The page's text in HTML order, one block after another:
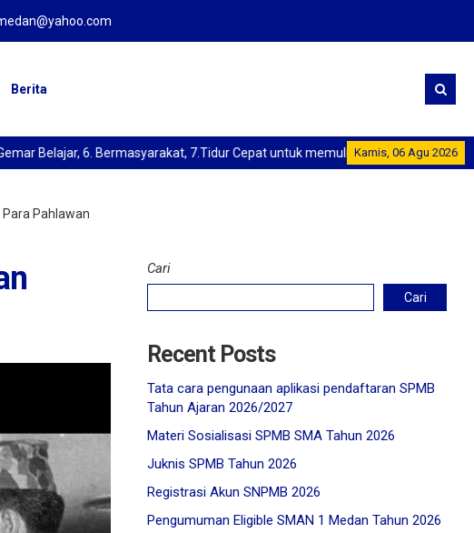
Berita
Kamis, 06 Agu 2026
6. Bermasyarakat, 7.Tidur Cepat untuk memulihkan energi, "Selamat
Pahlawan
Cari
Cari
Recent Posts
Tata cara pengunaan aplikasi pendaftaran SPMB
Tahun Ajaran 2026/2027
Materi Sosialisasi SPMB SMA Tahun 2026
Juknis SPMB Tahun 2026
Registrasi Akun SNPMB 2026
Pengumuman Eligible SMAN 1 Medan Tahun 2026